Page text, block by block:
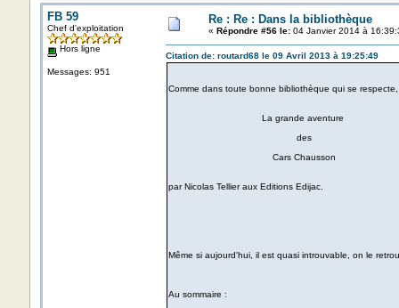
FB 59
Chef d'exploitation
Hors ligne
Messages: 951
Re : Re : Dans la bibliothèque
« Répondre #56 le:04 Janvier 2014 à
Citation de: routard68 le 09 Avril 2013 à 19:25:49
Comme dans toute bonne bibliothèque qui se
La grande aventure
des
Cars Chausson
par Nicolas Tellier aux Editions Edijac.
Même si aujourd'hui, il est quasi introuvable, on le
Au sommaire :